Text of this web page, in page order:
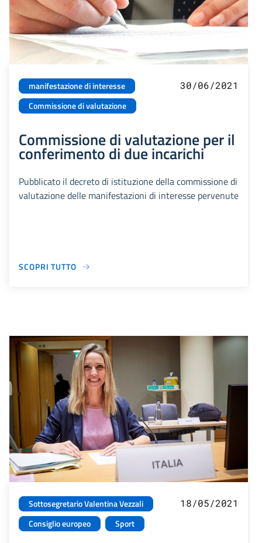
manifestazione di interesse
Commissione di valutazione
30/06/2021
Commissione di valutazione per il
conferimento di due incarichi
Pubblicato il decreto di istituzione della commissione di
valutazione delle manifestazioni di interesse pervenute
SCOPRI TUTTO
Sottosegretario Valentina Vezzali
Consiglio europeo
Sport
18/05/2021